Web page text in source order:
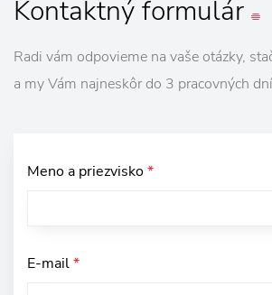
Kontaktnýformulár
Radi vám odpovieme na vaše otázky,
a my Vám najneskôr do 3 pracovných
Meno a priezvisko*
E-mail*